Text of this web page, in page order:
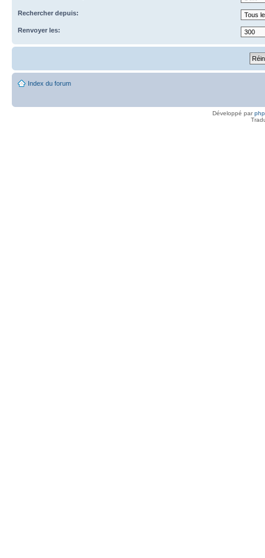
Rechercher depuis:
Renvoyer les:
Index du forum
Développé par